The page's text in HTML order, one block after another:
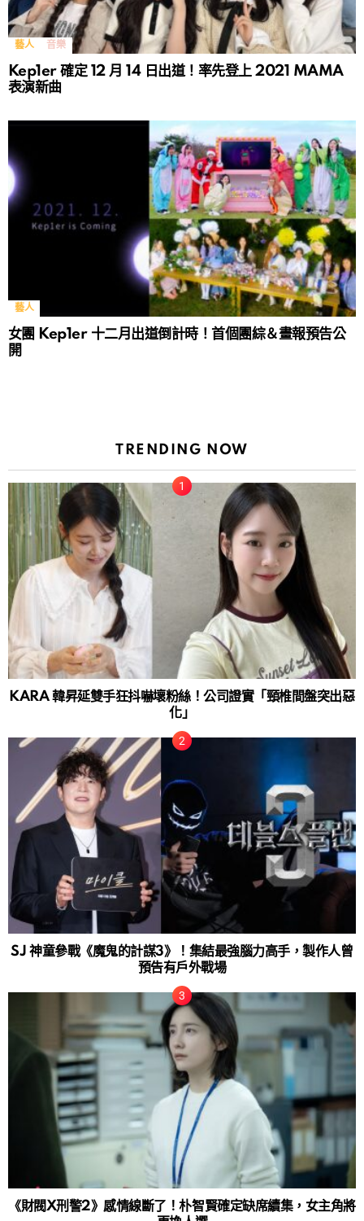
藝人 音樂
Kep1er 確定 12 月 14 日出道！率先登上 2021 MAMA
表演新曲
藝人
女團 Kep1er 十二月出道倒計時！首個團綜＆畫報預告公
開
TRENDING NOW
KARA 韓昇延雙手狂抖嚇壞粉絲！公司證實「頸椎間盤突出惡
化」
SJ 神童參戰《魔鬼的計謀3》！集結最強腦力高手，製作人曾
預告有戶外戰場
《財閥X刑警2》感情線斷了！朴智賢確定缺席續集，女主角將